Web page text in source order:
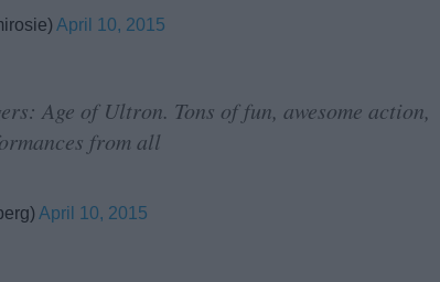
April 10, 2015
Age of Ultron. Tons of fun, awesome action,
from all
April 10, 2015